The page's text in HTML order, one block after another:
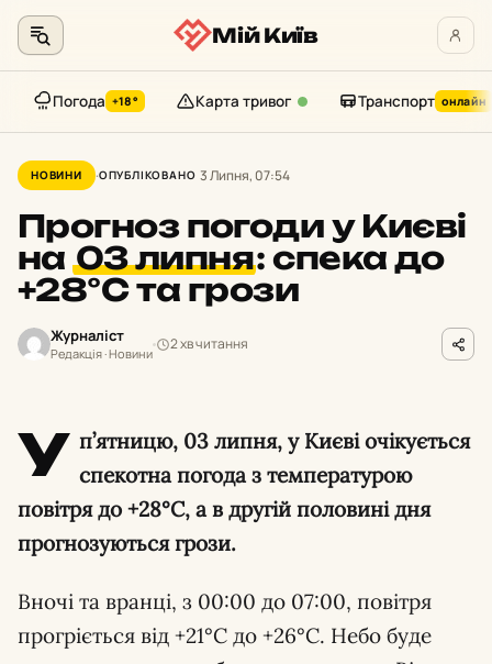
до
контенту
Мій Київ
Погода +18° Карта тривог Транспорт онлайн
НОВИНИ ОПУБЛІКОВАНО 3 Липня, 07:54
Прогноз погоди у Києві
на03 липня: спека до
+28°С та грози
Журналіст
Редакція · Новини
2 хв читання
У п’ятницю, 03 липня, у Києві очікується
спекотна погода з температурою
повітря до +28°С, а в другій половині дня
прогнозуються грози.
Вночі та вранці, з 00:00 до 07:00, повітря
прогріється від +21°С до +26°С. Небо буде